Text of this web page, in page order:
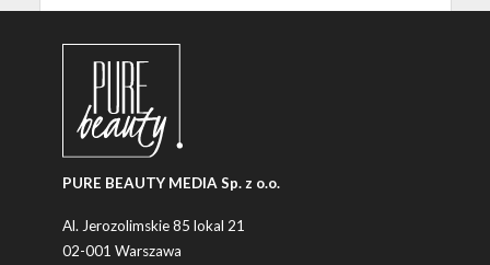
PURE BEAUTY MEDIA Sp. z o.o.
Al. Jerozolimskie 85 lokal 21
02-001 Warszawa